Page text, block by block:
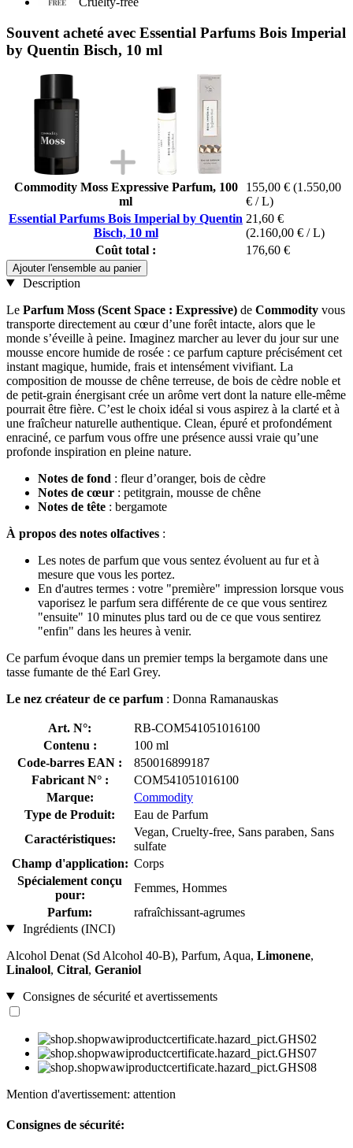
Souvent acheté avec Essential Parfums Bois Imperial
by Quentin Bisch, 10 ml
Commodity Moss Expressive Parfum, 100
ml
155,00 € (1.550,00
€ / L)
Essential Parfums Bois Imperial by Quentin
Bisch, 10 ml
21,60 €
(2.160,00 € / L)
Coût total :
176,60 €
Ajouter l'ensemble au panier
Description
Le Parfum Moss (Scent Space : Expressive) de Commodity vous
transporte directement au cœur d’une forêt intacte, alors que le
monde s’éveille à peine. Imaginez marcher au lever du jour sur une
mousse encore humide de rosée : ce parfum capture précisément cet
instant magique, humide, frais et intensément vivifiant. La
composition de mousse de chêne terreuse, de bois de cèdre noble et
de petit-grain énergisant crée un arôme vert dont la nature elle-même
pourrait être fière. C’est le choix idéal si vous aspirez à la clarté et à
une fraîcheur naturelle authentique. Clean, épuré et profondément
enraciné, ce parfum vous offre une présence aussi vraie qu’une
profonde inspiration en pleine nature.
Notes de fond : fleur d’oranger, bois de cèdre
Notes de cœur : petitgrain, mousse de chêne
Notes de tête : bergamote
À propos des notes olfactives :
Les notes de parfum que vous sentez évoluent au fur et à
mesure que vous les portez.
En d'autres termes : votre "première" impression lorsque vous
vaporisez le parfum sera différente de ce que vous sentirez
"ensuite" 10 minutes plus tard ou de ce que vous sentirez
"enfin" dans les heures à venir.
Ce parfum évoque dans un premier temps la bergamote dans une
tasse fumante de thé Earl Grey.
Le nez créateur de ce parfum : Donna Ramanauskas
Art. N°:
RB-COM541051016100
Contenu :
100 ml
Code-barres EAN :
850016899187
Fabricant N° :
COM541051016100
Marque:
Commodity
Type de Produit:
Eau de Parfum
Caractéristiques:
Vegan, Cruelty-free, Sans paraben, Sans
sulfate
Champ d'application: Corps
Spécialement conçu
pour:
Femmes, Hommes
Parfum:
rafraîchissant-agrumes
Ingrédients (INCI)
Alcohol Denat (Sd Alcohol 40-B), Parfum, Aqua, Limonene,
Linalool, Citral, Geraniol
Consignes de sécurité et avertissements
Mention d'avertissement: attention
Consignes de sécurité: